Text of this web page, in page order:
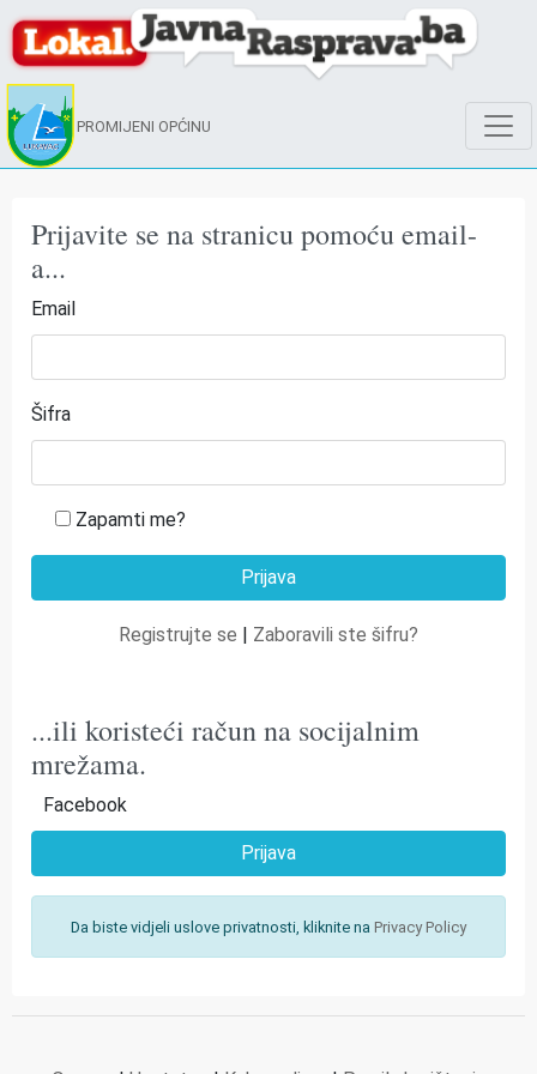
PROMIJENI OPĆINU
Prijavite se na stranicu pomoću email-
a...
Email
Šifra
Zapamti me?
Registrujte se | Zaboravili ste šifru?
...ili koristeći račun na socijalnim
mrežama.
Facebook
Prijava
Da biste vidjeli uslove privatnosti, kliknite na Privacy Policy